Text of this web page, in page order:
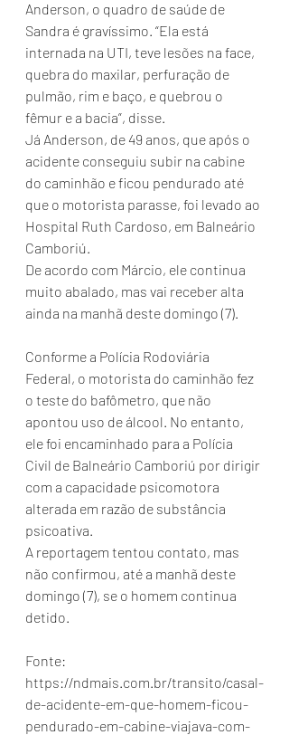
Anderson, o quadro de saúde de
Sandra é gravíssimo. “Ela está
internada na UTI, teve lesões na face,
quebra do maxilar, perfuração de
pulmão, rim e baço, e quebrou o
fêmur e a bacia”, disse.
Já Anderson, de 49 anos, que após o
acidente conseguiu subir na cabine
do caminhão e ficou pendurado até
que o motorista parasse, foi levado ao
Hospital Ruth Cardoso, em Balneário
Camboriú.
De acordo com Márcio, ele continua
muito abalado, mas vai receber alta
ainda na manhã deste domingo (7).
Conforme a Polícia Rodoviária
Federal, o motorista do caminhão fez
o teste do bafômetro, que não
apontou uso de álcool. No entanto,
ele foi encaminhado para a Polícia
Civil de Balneário Camboriú por dirigir
com a capacidade psicomotora
alterada em razão de substância
psicoativa.
A reportagem tentou contato, mas
não confirmou, até a manhã deste
domingo (7), se o homem continua
detido.
Fonte:
https://ndmais.com.br/transito/casal-
de-acidente-em-que-homem-ficou-
pendurado-em-cabine-viajava-com-